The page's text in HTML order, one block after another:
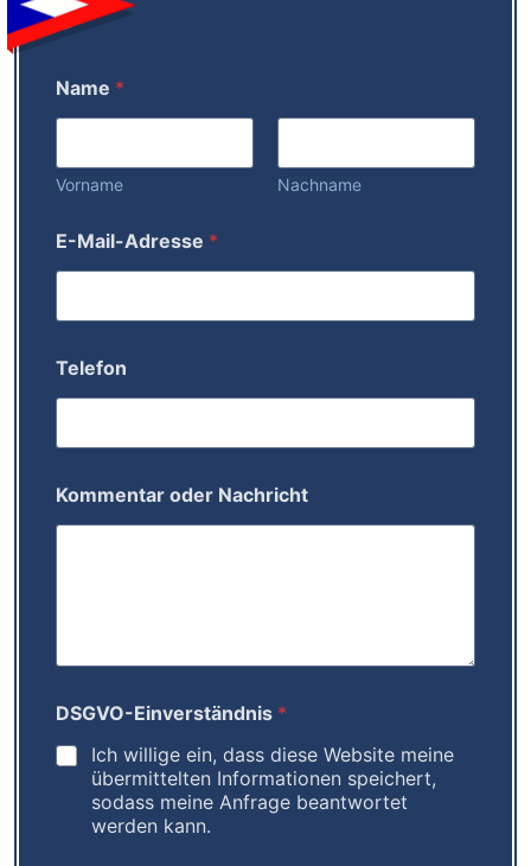
Name *
Vorname Nachname
E
-
a
l
-
A
r
s
n
a
r
E-Mail-Adresse *
Telefon
Kommentar oder Nachricht
DSGVO-Einverständnis *
Ich willige ein, dass diese Website meine
übermittelten Informationen speichert,
sodass meine Anfrage beantwortet
werden kann.